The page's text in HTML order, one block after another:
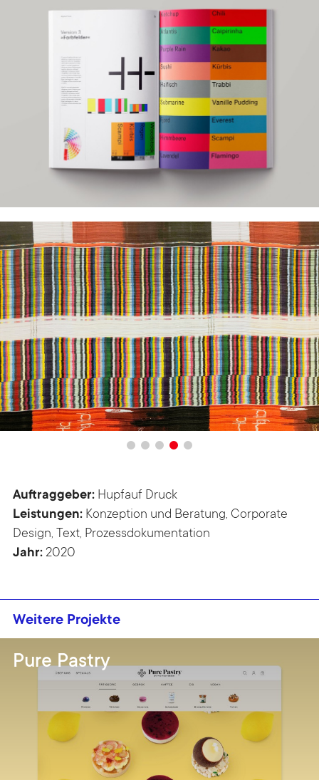
Auftraggeber: Hupfauf Druck
Leistungen: Konzeption und Beratung, Corporate
Design, Text, Prozessdokumentation
Jahr: 2020
Weitere Projekte
Pure Pastry